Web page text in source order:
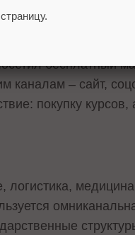
наглядности
для этого
до этого
бесплатный
– сайт,
покупку